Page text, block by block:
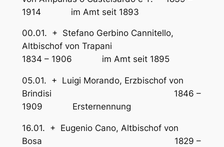
1914 im Amt seit 1893
00.01. + Stefano Gerbino Cannitello,
Altbischof von Trapani
1834 – 1906 im Amt seit 1895
05.01. + Luigi Morando, Erzbischof von
Brindisi 1846 –
1909 Ersternennung
16.01. + Eugenio Cano, Altbischof von
Bosa 1829 –